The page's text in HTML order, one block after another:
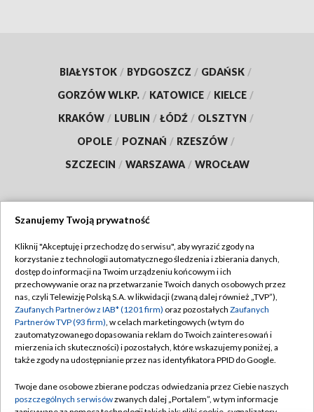
BIAŁYSTOK / BYDGOSZCZ / GDAŃSK /
GORZÓW WLKP. / KATOWICE / KIELCE /
KRAKÓW / LUBLIN / ŁÓDŹ / OLSZTYN /
OPOLE / POZNAŃ / RZESZÓW /
SZCZECIN / WARSZAWA / WROCŁAW
TVP
Abonament TVP
Emisja w TVP
Centrum informacji TVP
Naziemna Telewizja Cyfrowa
Rada Programowa
Regulamin TVP
Polityka prywatności
Moje zgody
Pomoc
Kontakt
Szanujemy Twoją prywatność
Kliknij "Akceptuję i przechodzę do serwisu", aby wyrazić zgody na
korzystanie z technologii automatycznego śledzenia i zbierania danych,
dostęp do informacji na Twoim urządzeniu końcowym i ich
przechowywanie oraz na przetwarzanie Twoich danych osobowych przez
nas, czyli Telewizję Polską S.A. w likwidacji (zwaną dalej również „TVP”),
Zaufanych Partnerów z IAB* (1201 firm) oraz pozostałych Zaufanych
Partnerów TVP (93 firm), w celach marketingowych (w tym do
zautomatyzowanego dopasowania reklam do Twoich zainteresowań i
mierzenia ich skuteczności) i pozostałych, które wskazujemy poniżej, a
także zgody na udostępnianie przez nas identyfikatora PPID do Google.
Twoje dane osobowe zbierane podczas odwiedzania przez Ciebie naszych
poszczególnych serwisówzwanych dalej „Portalem”, w tym informacje